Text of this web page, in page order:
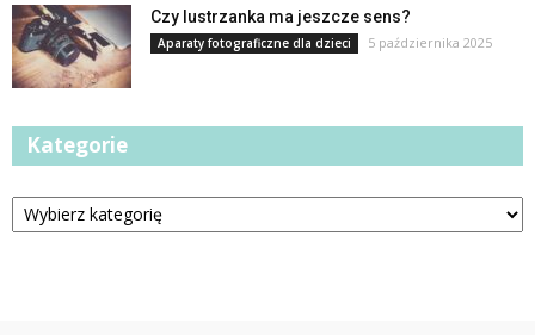
Czy lustrzanka ma jeszcze sens?
Aparaty fotograficzne dla dzieci 5 października 2025
Kategorie
Kategorie